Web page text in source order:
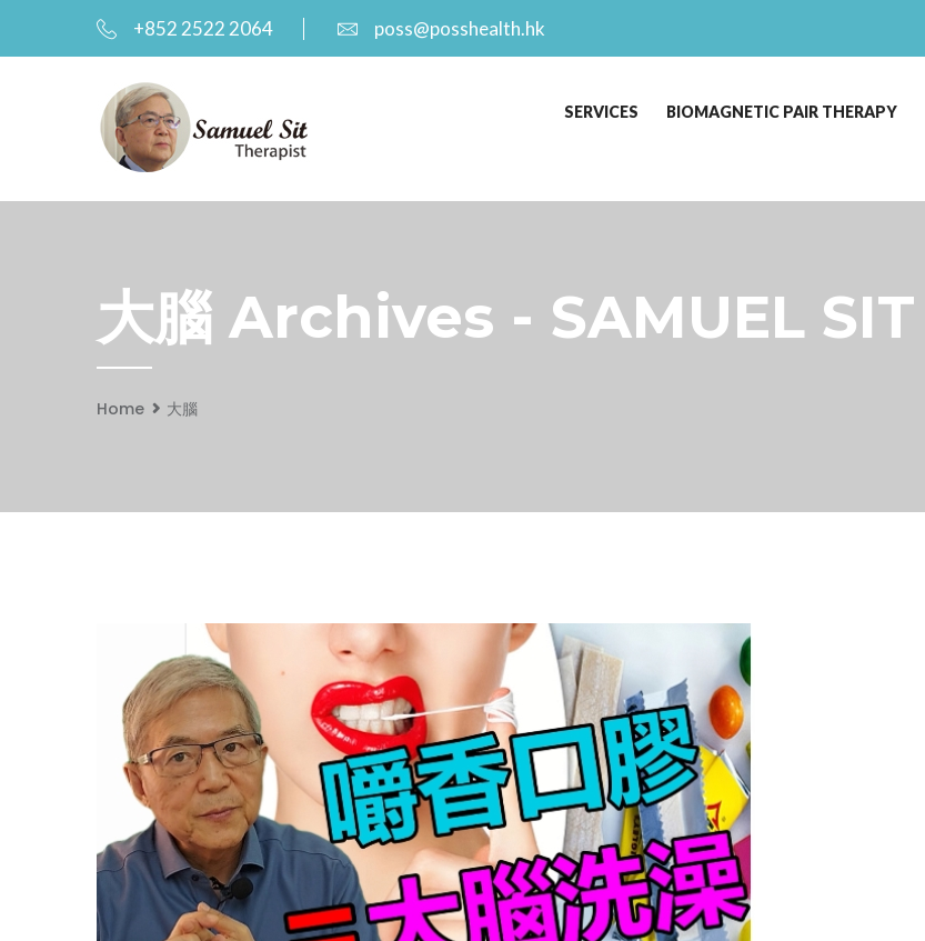
+852 2522 2064 poss@posshealth.hk
SERVICES BIOMAGNETIC PAIR THERAPY
大腦 Archives - SAMUEL SIT
Home 大腦